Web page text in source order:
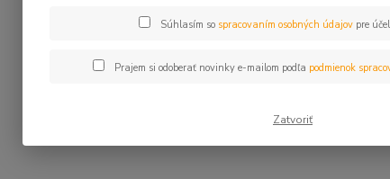
Súhlasím so spracovaním osobných údajov pre
Prajem si odoberať novinky e-mailom podľa podmienok
Zatvoriť